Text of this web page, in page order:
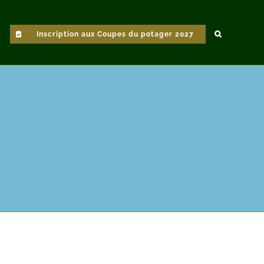
Inscription aux Coupes du potager 2027